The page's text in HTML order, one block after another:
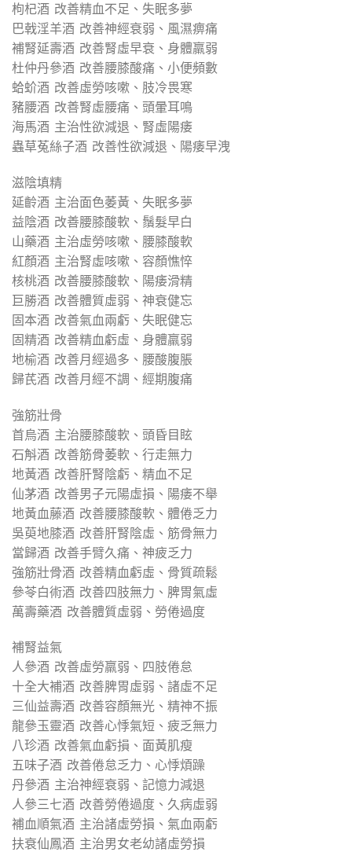
枸杞酒 改善精血不足、失眠多夢
巴戟淫羊酒 改善神經衰弱、風濕痹痛
補腎延壽酒 改善腎虛早衰、身體羸弱
杜仲丹參酒 改善腰膝酸痛、小便頻數
蛤蚧酒 改善虛勞咳嗽、肢冷畏寒
豬腰酒 改善腎虛腰痛、頭暈耳鳴
海馬酒 主治性欲減退、腎虛陽痿
蟲草菟絲子酒 改善性欲減退、陽痿早洩
滋陰填精
延齡酒 主治面色萎黃、失眠多夢
益陰酒 改善腰膝酸軟、鬚髮早白
山藥酒 主治虛勞咳嗽、腰膝酸軟
紅顏酒 主治腎虛咳嗽、容顏憔悴
核桃酒 改善腰膝酸軟、陽痿滑精
巨勝酒 改善體質虛弱、神衰健忘
固本酒 改善氣血兩虧、失眠健忘
固精酒 改善精血虧虛、身體羸弱
地榆酒 改善月經過多、腰酸腹脹
歸芪酒 改善月經不調、經期腹痛
強筋壯骨
首烏酒 主治腰膝酸軟、頭昏目眩
石斛酒 改善筋骨萎軟、行走無力
地黃酒 改善肝腎陰虧、精血不足
仙茅酒 改善男子元陽虛損、陽痿不舉
地黃血藤酒 改善腰膝酸軟、體倦乏力
吳萸地膝酒 改善肝腎陰虛、筋骨無力
當歸酒 改善手臂久痛、神疲乏力
強筋壯骨酒 改善精血虧虛、骨質疏鬆
參苓白術酒 改善四肢無力、脾胃氣虛
萬壽藥酒 改善體質虛弱、勞倦過度
補腎益氣
人參酒 改善虛勞羸弱、四肢倦怠
十全大補酒 改善脾胃虛弱、諸虛不足
三仙益壽酒 改善容顏無光、精神不振
龍參玉靈酒 改善心悸氣短、疲乏無力
八珍酒 改善氣血虧損、面黃肌瘦
五味子酒 改善倦怠乏力、心悸煩躁
丹參酒 主治神經衰弱、記憶力減退
人參三七酒 改善勞倦過度、久病虛弱
補血順氣酒 主治諸虛勞損、氣血兩虧
扶衰仙鳳酒 主治男女老幼諸虛勞損